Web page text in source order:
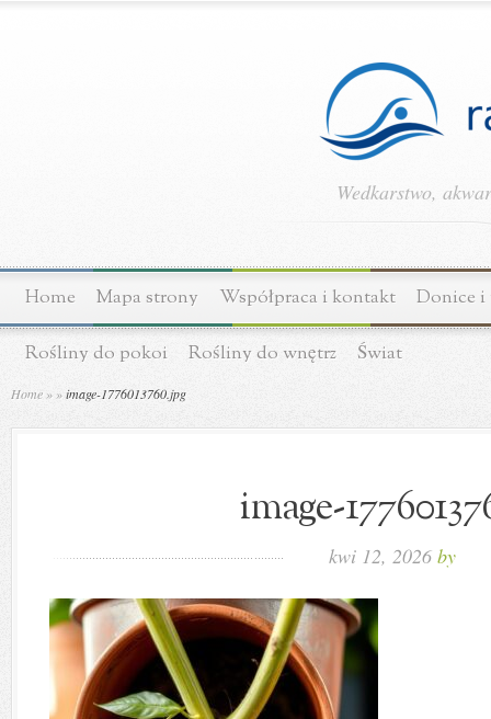
Wedkarstwo,
Home Mapa strony Współpraca i kontakt Donice i
Rośliny do pokoi Rośliny do wnętrz Świat
Home » »image-1776013760.jpg
image-
kwi 12, 2026 by